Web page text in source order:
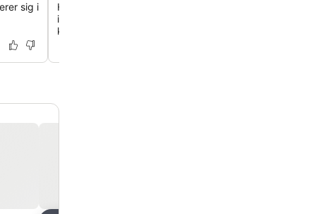
sig i
Hold din rutine ved lige med et stort, førsteklasses
indendørs pool, sauna og spa-tjenester, herunder
kropsbehandlinger.